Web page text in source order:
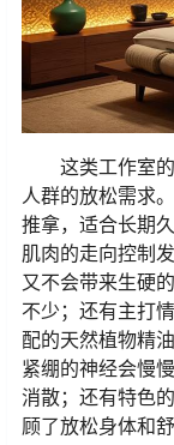
这类工作室
人群的放松需求
推拿，适合长期
肌肉的走向控制
又不会带来生硬
不少；还有主打
配的天然植物精
紧绷的神经会慢
消散；还有特色
顾了放松身体和